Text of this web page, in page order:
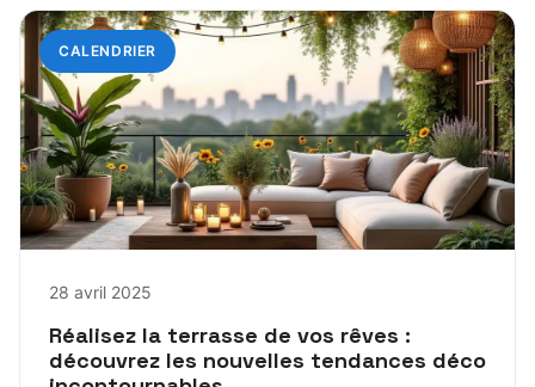
CALENDRIER
28 avril 2025
Réalisez la terrasse de vos rêves :
découvrez les nouvelles tendances déco